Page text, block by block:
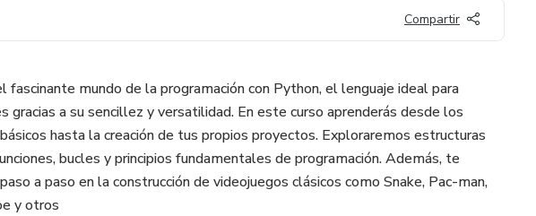
Compartir
fascinante mundo de la programación con Python, el lenguaje ideal para
gracias a su sencillez y versatilidad. En este curso aprenderás desde los
hasta la creación de tus propios proyectos. Exploraremos estructuras
bucles y principios fundamentales de programación. Además, te
a paso en la construcción de videojuegos clásicos como Snake, Pac-man,
y otros